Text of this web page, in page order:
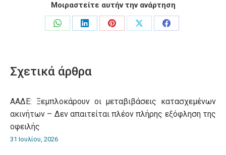
Μοιραστείτε αυτήν την ανάρτηση
Share
Share
Share
Share
Share
Σχετικά άρθρα
ΑΑΔΕ: Ξεμπλοκάρουν οι μεταβιβάσεις κατασχεμένων
ακινήτων – Δεν απαιτείται πλέον πλήρης εξόφληση της
οφειλής
31 Ιουλίου, 2026